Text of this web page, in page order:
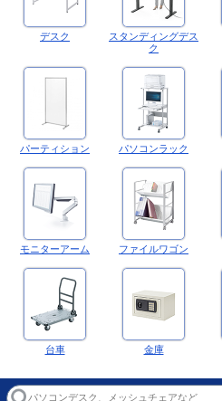
デスク
スタンディングデス
ク
パーティション パソコンラック
モニターアーム ファイルワゴン
台車 金庫